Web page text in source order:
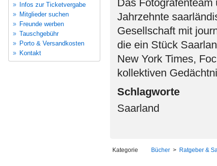
Infos zur Ticketvergabe
Mitglieder suchen
Freunde werben
Tauschgebühr
Porto & Versandkosten
Kontakt
Das
Jahrzehnte
Gesellschaft mit
die ein Stück
New York Times,
kollektiven
Schlagworte
Saarland
Kategorie Bücher > Ratgeber &